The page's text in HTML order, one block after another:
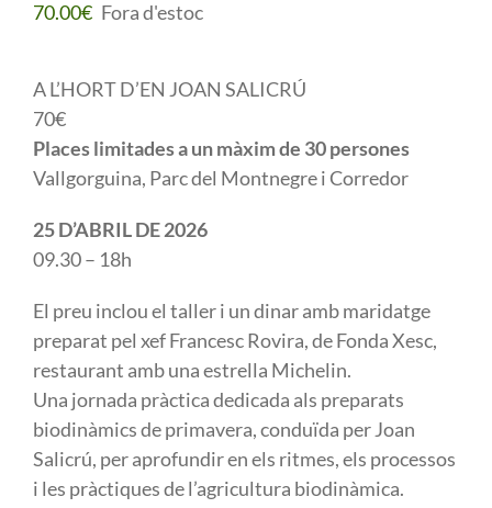
70.00€ Fora d'estoc
A L’HORT D’EN JOAN SALICRÚ
70€
Places limitades a un màxim de 30 persones
Vallgorguina, Parc del Montnegre i Corredor
25 D’ABRIL DE 2026
09.30 – 18h
El preu inclou el taller i un dinar amb maridatge
preparat pel xef Francesc Rovira, de Fonda Xesc,
restaurant amb una estrella Michelin.
Una jornada pràctica dedicada als preparats
biodinàmics de primavera, conduïda per Joan
Salicrú, per aprofundir en els ritmes, els processos
i les pràctiques de l’agricultura biodinàmica.